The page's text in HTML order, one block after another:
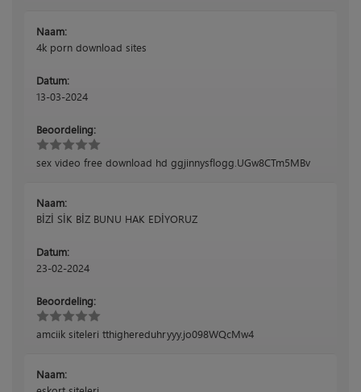
Naam:
4k porn download sites
Datum:
13-03-2024
Beoordeling:
sex video free download hd ggjinnysflogg.UGw8CTm5MBv
Naam:
BİZİ SİK BİZ BUNU HAK EDİYORUZ
Datum:
23-02-2024
Beoordeling:
amciik siteleri tthighereduhryyy.jo098WQcMw4
Naam: